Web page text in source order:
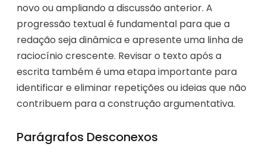
novo ou ampliando a discussão anterior. A
progressão textual é fundamental para que a
redação seja dinâmica e apresente uma linha de
raciocínio crescente. Revisar o texto após a
escrita também é uma etapa importante para
identificar e eliminar repetições ou ideias que não
contribuem para a construção argumentativa.
Parágrafos Desconexos